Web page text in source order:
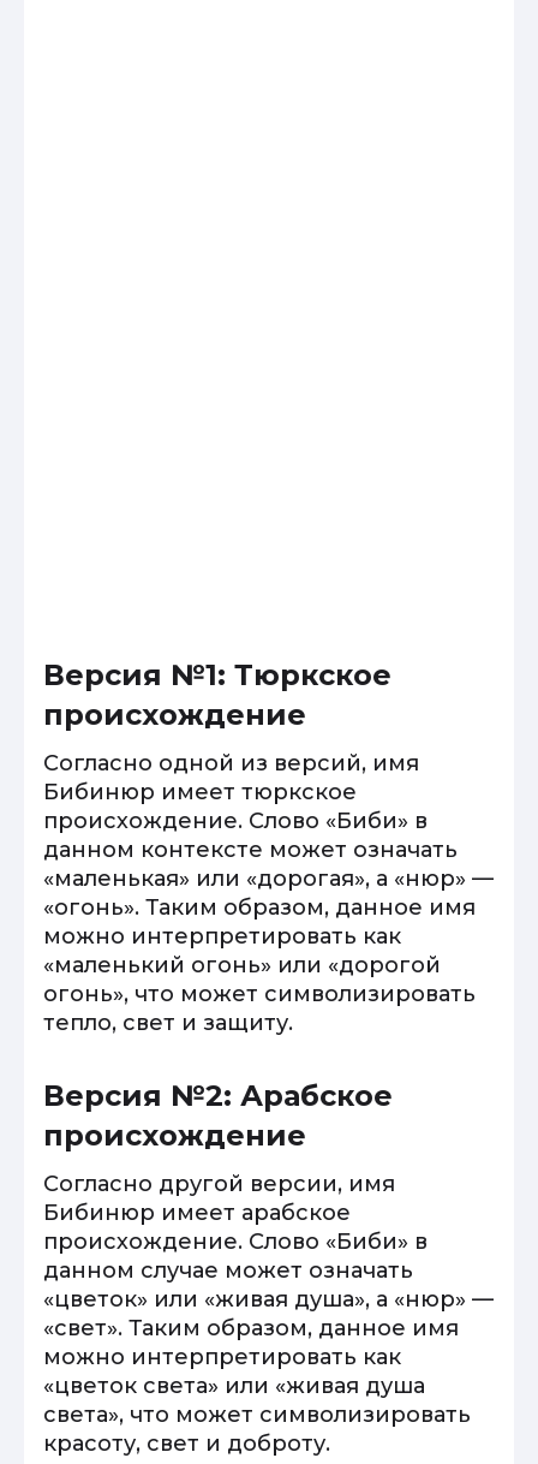
Версия №1: Тюркское
происхождение
Согласно одной из версий, имя
Бибинюр имеет тюркское
происхождение. Слово «Биби» в
данном контексте может означать
«маленькая» или «дорогая», а «нюр» —
«огонь». Таким образом, данное имя
можно интерпретировать как
«маленький огонь» или «дорогой
огонь», что может символизировать
тепло, свет и защиту.
Версия №2: Арабское
происхождение
Согласно другой версии, имя
Бибинюр имеет арабское
происхождение. Слово «Биби» в
данном случае может означать
«цветок» или «живая душа», а «нюр» —
«свет». Таким образом, данное имя
можно интерпретировать как
«цветок света» или «живая душа
света», что может символизировать
красоту, свет и доброту.